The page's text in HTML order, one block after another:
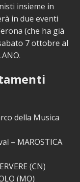
insieme in
in due eventi
(che ha già
7 ottobre al
della Musica
– MAROSTICA
(CN)
(MO)